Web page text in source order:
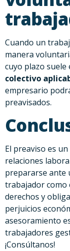
Cuando un
manera
cuyo plazo
colectivo
empresario
preavisados.
El preaviso es
relaciones
prepararse ante
trabajador como
derechos y
perjuicios
asesoramiento
trabajadores
¡Consúltanos!